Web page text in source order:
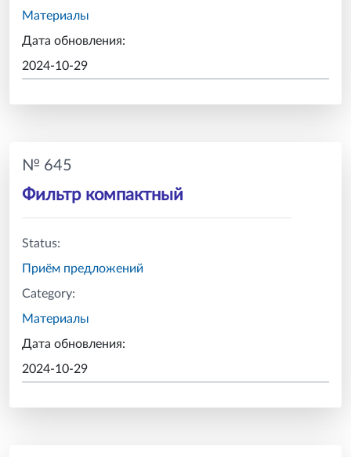
Материалы
Дата обновления:
2024-10-29
№ 645
Фильтр компактный
Status:
Приём предложений
Category:
Материалы
Дата обновления:
2024-10-29